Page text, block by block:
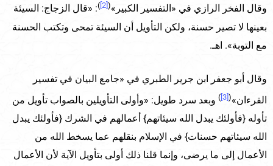
وقال الفخر الرازي في «التفسير الكبير»(
): «قال الزجاج: السيئة
بعينها لا تصير حسنة، ولكن التأويل أن السيئة تمحى وتكتب الحسنة
مع التوبة». اهـ.
وقال أبو جعفر ابن جرير الطبري في «جامع البيان في تفسير
القرءان»(
[3]
) وبعد سرد طويل: «وأولى التأويلين بالصواب تأويل من
تأوله {فأولئك يبدل الله سيئاتهم} أعمالهم في الشرك {فأولئك يبدل
الله سيئاتهم حسنات} في الإسلام بنقلهم عما يسخط الله من
الأعمال إلى ما يرضى، وإنما قلنا ذلك أولى بتأويل الآية لأن الأعمال